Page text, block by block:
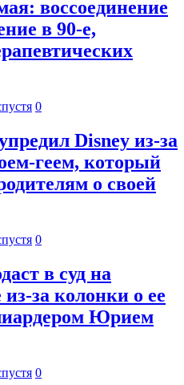
воссоединение
в 90-е,
0
Disney из-за
геем, который
о своей
0
в суд на
за колонки о ее
Юрием
0